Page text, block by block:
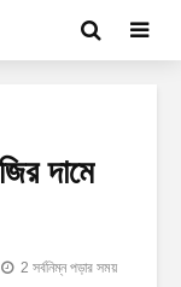
দামে
2 সর্বনিম্ন পড়ার সময়